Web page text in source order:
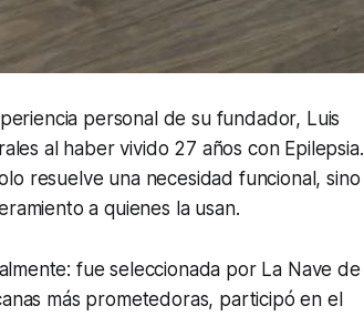
personal de su fundador, Luis
al haber vivido 27 años con Epilepsia.
resuelve una necesidad funcional, sino
a quienes la usan.
fue seleccionada por La Nave de
más prometedoras, participó en el